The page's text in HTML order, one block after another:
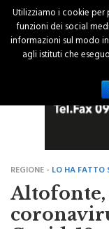
REGIONE -LO HA FATTO
Altofonte,
Covid-19
Utilizziamo i cookie per
funzioni dei social
informazioni sul modo
agli istituti che